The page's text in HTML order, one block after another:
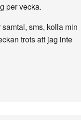
per vecka.
sms, kolla min
trots att jag inte